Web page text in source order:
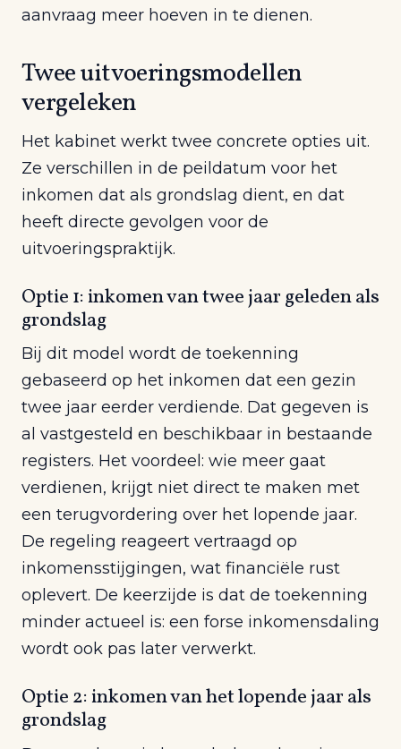
aanvraag meer hoeven in te dienen.
Twee uitvoeringsmodellen
vergeleken
Het kabinet werkt twee concrete opties uit.
Ze verschillen in de peildatum voor het
inkomen dat als grondslag dient, en dat
heeft directe gevolgen voor de
uitvoeringspraktijk.
Optie 1: inkomen van twee jaar geleden als
grondslag
Bij dit model wordt de toekenning
gebaseerd op het inkomen dat een gezin
twee jaar eerder verdiende. Dat gegeven is
al vastgesteld en beschikbaar in bestaande
registers. Het voordeel: wie meer gaat
verdienen, krijgt niet direct te maken met
een terugvordering over het lopende jaar.
De regeling reageert vertraagd op
inkomensstijgingen, wat financiële rust
oplevert. De keerzijde is dat de toekenning
minder actueel is: een forse inkomensdaling
wordt ook pas later verwerkt.
Optie 2: inkomen van het lopende jaar als
grondslag